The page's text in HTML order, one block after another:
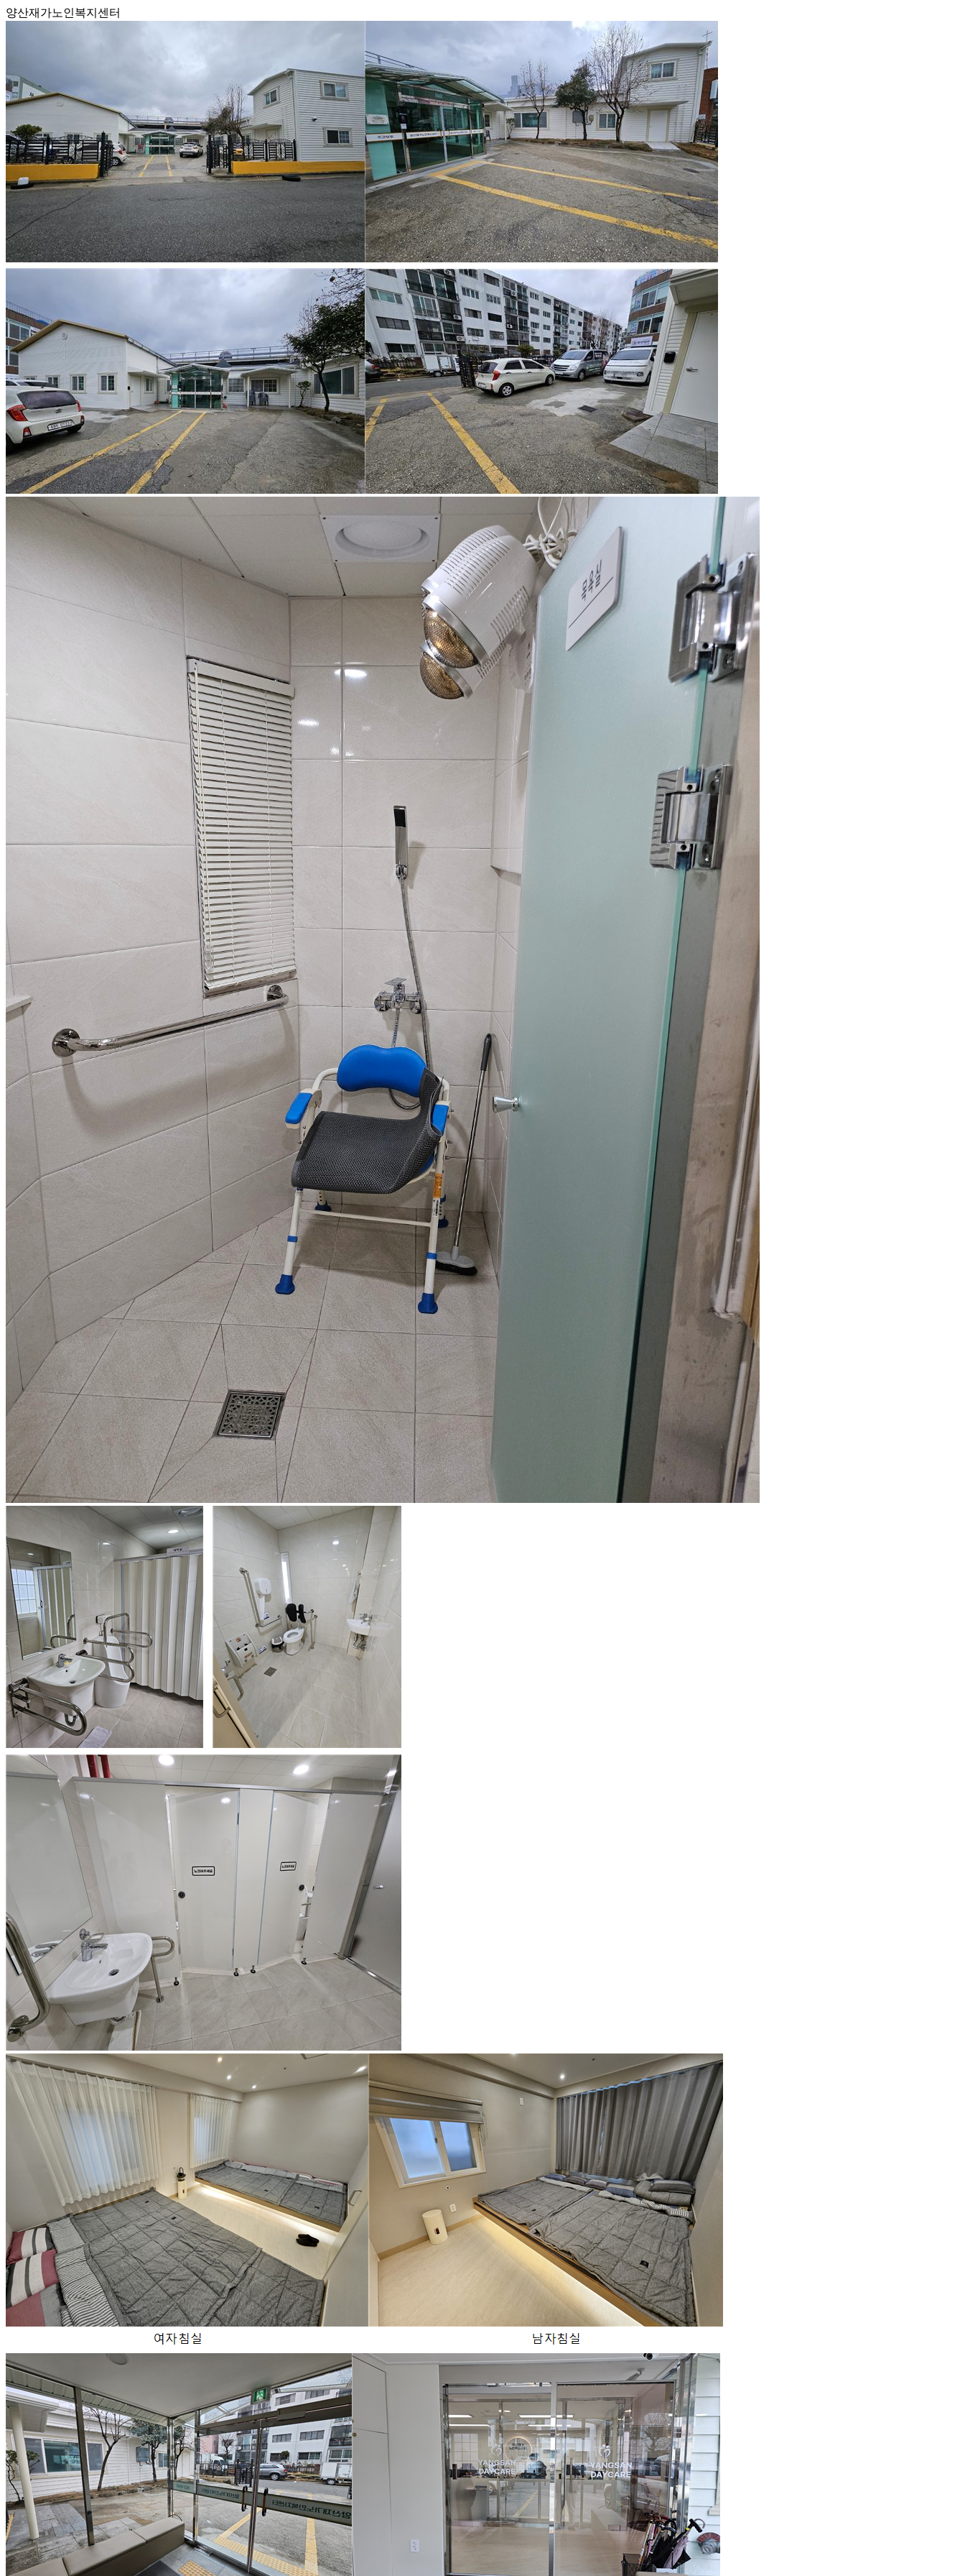
양산재가노인복지센터